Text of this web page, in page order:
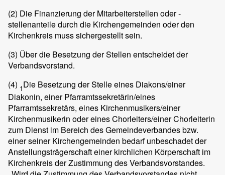
(2) Die Finanzierung der Mitarbeiterstellen oder -
stellenanteile durch die Kirchengemeinden oder den
Kirchenkreis muss sichergestellt sein.
(3) Über die Besetzung der Stellen entscheidet der
Verbandsvorstand.
(4) 1Die Besetzung der Stelle eines Diakons/einer
Diakonin, einer Pfarramtssekretärin/eines
Pfarramtssekretärs, eines Kirchenmusikers/einer
Kirchenmusikerin oder eines Chorleiters/einer Chorleiterin
zum Dienst im Bereich des Gemeindeverbandes bzw.
einer seiner Kirchengemeinden bedarf unbeschadet der
Anstellungsträgerschaft einer kirchlichen Körperschaft im
Kirchenkreis der Zustimmung des Verbandsvorstandes.